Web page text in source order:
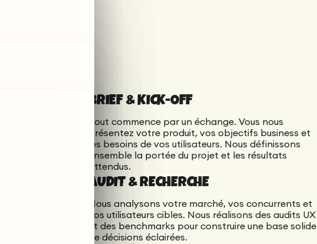
présentez
de vos
du projet
et vos
BRIEF & KICK-OFF
Tout commence par un échange. Vous nous
présentez votre produit, vos objectifs business et
les besoins de vos utilisateurs. Nous définissons
ensemble la portée du projet et les résultats
attendus.
AUDIT & RECHERCHE
Nous analysons votre marché, vos concurrents et
vos utilisateurs cibles. Nous réalisons des audits UX
et des benchmarks pour construire une base solide
de décisions éclairées.